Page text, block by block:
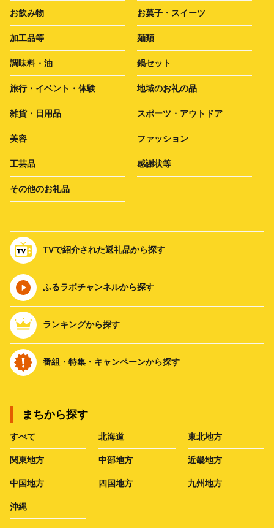
お飲み物 お菓子・スイーツ
加工品等 麺類
調味料・油 鍋セット
旅行・イベント・体験 地域のお礼の品
雑貨・日用品 スポーツ・アウトドア
美容 ファッション
工芸品 感謝状等
その他のお礼品
TVで紹介された返礼品から探す
ふるラボチャンネルから探す
ランキングから探す
番組・特集・キャンペーンから探す
まちから探す
すべて 北海道 東北地方
関東地方 中部地方 近畿地方
中国地方 四国地方 九州地方
沖縄